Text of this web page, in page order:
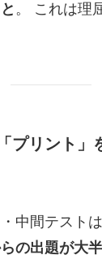
。 これは理
プリント」
中間テストは
の出題が大半